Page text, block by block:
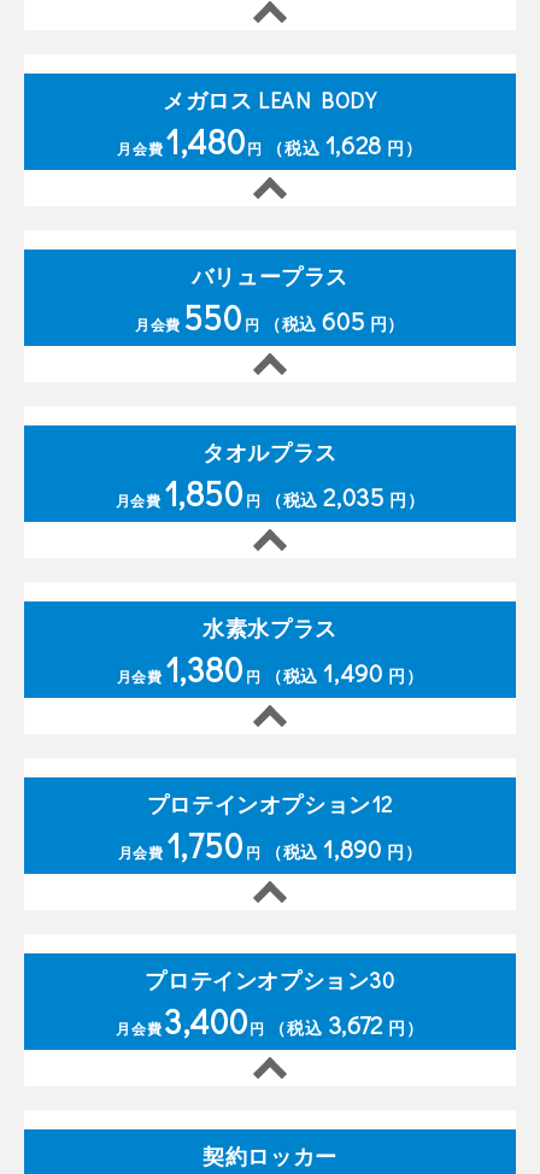
メガロス LEAN BODY
月会費1,480円 （税込 1,628 円）
バリュープラス
月会費 550 円 （税込 605 円）
タオルプラス
月会費 1,850 円 （税込 2,035 円）
水素水プラス
月会費 1,380 円 （税込 1,490 円）
プロテインオプション12
月会費 1,750 円 （税込 1,890 円）
プロテインオプション30
月会費3,400円 （税込 3,672 円）
契約ロッカー